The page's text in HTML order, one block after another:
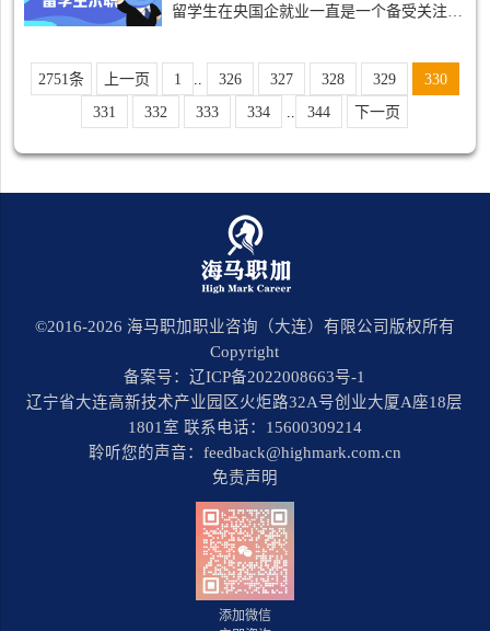
留学生在央国企就业一直是一个备受关注的
等，这些优势可以
2751条
上一页 1 .. 326 327 328 329
330
331
332 333 334 .. 344 下一页
©2016-2026 海马职加职业咨询（大连）有限公司版权所有
Copyright
备案号：辽ICP备2022008663号-1
辽宁省大连高新技术产业园区火炬路32A号创业大厦A座18层
1801室 联系电话：15600309214
聆听您的声音：feedback@highmark.com.cn
免责声明
添加微信